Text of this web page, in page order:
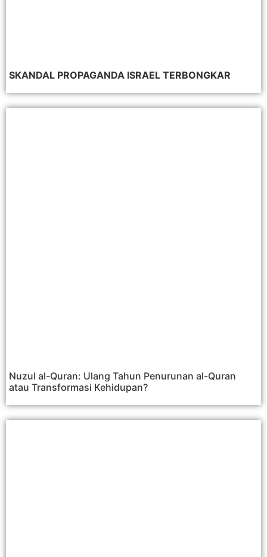
SKANDAL PROPAGANDA ISRAEL TERBONGKAR
Nuzul al-Quran: Ulang Tahun Penurunan al-Quran
atau Transformasi Kehidupan?